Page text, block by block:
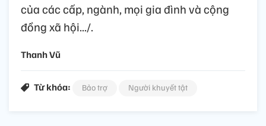
của các cấp, ngành, mọi gia đình và cộng
đồng xã hội.../.
Thanh Vũ
Từ khóa: Bảo trợ Người khuyết tật